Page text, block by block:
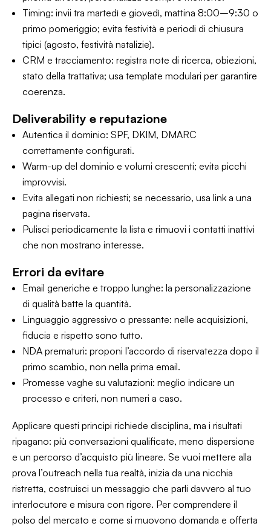
Timing: invii tra martedì e giovedì, mattina 8:00–9:30 o
primo pomeriggio; evita festività e periodi di chiusura
tipici (agosto, festività natalizie).
CRM e tracciamento: registra note di ricerca, obiezioni,
stato della trattativa; usa template modulari per garantire
coerenza.
Deliverability e reputazione
Autentica il dominio: SPF, DKIM, DMARC
correttamente configurati.
Warm-up del dominio e volumi crescenti; evita picchi
improvvisi.
Evita allegati non richiesti; se necessario, usa link a una
pagina riservata.
Pulisci periodicamente la lista e rimuovi i contatti inattivi
che non mostrano interesse.
Errori da evitare
Email generiche e troppo lunghe: la personalizzazione
di qualità batte la quantità.
Linguaggio aggressivo o pressante: nelle acquisizioni,
fiducia e rispetto sono tutto.
NDA prematuri: proponi l’accordo di riservatezza dopo il
primo scambio, non nella prima email.
Promesse vaghe su valutazioni: meglio indicare un
processo e criteri, non numeri a caso.
Applicare questi principi richiede disciplina, ma i risultati
ripagano: più conversazioni qualificate, meno dispersione
e un percorso d’acquisto più lineare. Se vuoi mettere alla
prova l’outreach nella tua realtà, inizia da una nicchia
ristretta, costruisci un messaggio che parli davvero al tuo
interlocutore e misura con rigore. Per comprendere il
polso del mercato e come si muovono domanda e offerta